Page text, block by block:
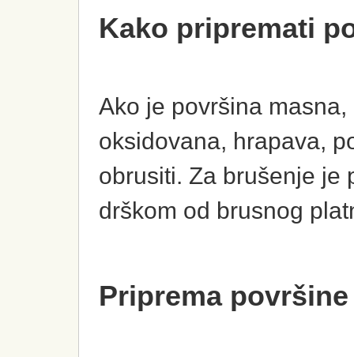
Kako pripremati
Ako je površina
oksidovana, hrapava,
obrusiti. Za brušenje je
drškom od brusnog
Priprema površine